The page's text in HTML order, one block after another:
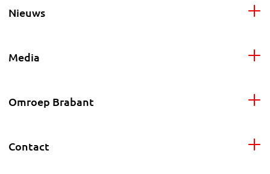
Nieuws
Media
Omroep Brabant
Contact